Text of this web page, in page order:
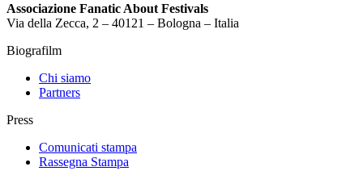
Associazione Fanatic About Festivals
Via della Zecca, 2 – 40121 – Bologna – Italia
Biografilm
Chi siamo
Partners
Press
Comunicati stampa
Rassegna Stampa